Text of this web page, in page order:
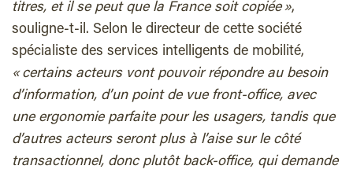
titres, et il se peut que la France soit copiée »,
souligne-t-il. Selon le directeur de cette société
spécialiste des services intelligents de mobilité,
« certains acteurs vont pouvoir répondre au besoin
d’information, d’un point de vue front-office, avec
une ergonomie parfaite pour les usagers, tandis que
d’autres acteurs seront plus à l’aise sur le côté
transactionnel, donc plutôt back-office, qui demande